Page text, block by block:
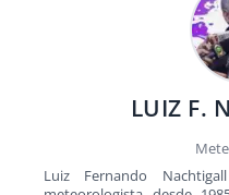
LUIZ F.
Luiz Fernando